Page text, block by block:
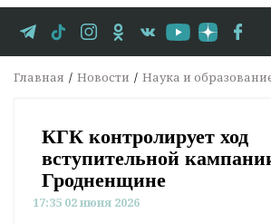
Главная Новости Наука и
КГК контролирует ход
вступительной
Гродненщине
17:35 02 июня 2026